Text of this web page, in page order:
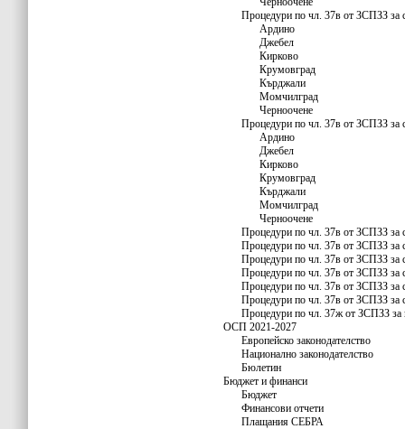
Процедури по чл. 37в от ЗСПЗЗ за
Ардино
Джебел
Кирково
Крумовград
Кърджали
Момчилград
Черноочене
Процедури по чл. 37в от ЗСПЗЗ за
Ардино
Джебел
Кирково
Крумовград
Кърджали
Момчилград
Черноочене
Процедури по чл. 37в от ЗСПЗЗ за
Процедури по чл. 37в от ЗСПЗЗ за
Процедури по чл. 37в от ЗСПЗЗ за
Процедури по чл. 37в от ЗСПЗЗ за
Процедури по чл. 37в от ЗСПЗЗ за
Процедури по чл. 37в от ЗСПЗЗ за
Процедури по чл. 37ж от ЗСПЗЗ за
ОСП 2021-2027
Европейско законодателство
Национално законодателство
Бюлетин
Бюджет и финанси
Бюджет
Финансови отчети
Плащания СЕБРА